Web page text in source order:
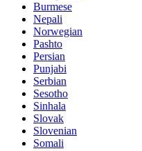
Burmese
Nepali
Norwegian
Pashto
Persian
Punjabi
Serbian
Sesotho
Sinhala
Slovak
Slovenian
Somali